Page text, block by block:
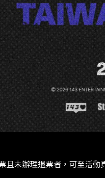
未辦理退票者，可至活動